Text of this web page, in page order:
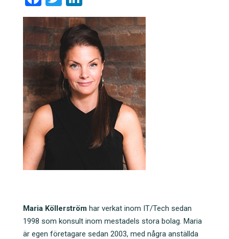
Maria Köllerström har verkat inom IT/Tech sedan
1998 som konsult inom mestadels stora bolag. Maria
är egen företagare sedan 2003, med några anställda